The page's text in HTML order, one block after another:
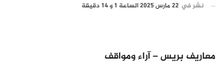
نشر في 22 مارس 2025 الساعة 1 و 14 دقيقة
معاريف بريس – آراء ومواقف